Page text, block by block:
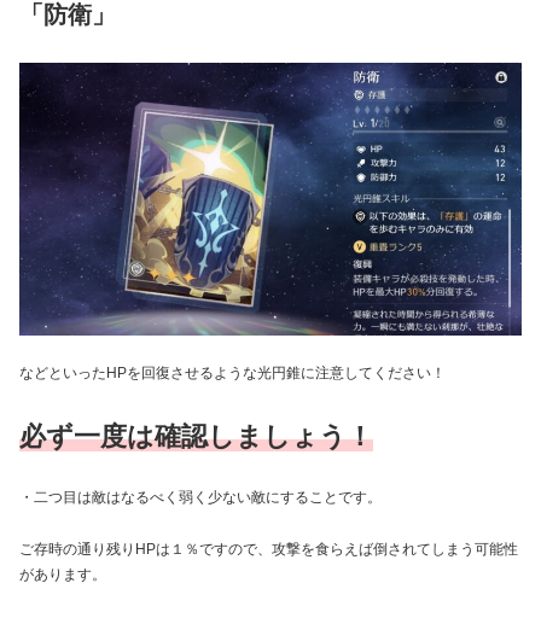
「防衛」
などといったHPを回復させるような光円錐に注意してください！
必ず一度は確認しましょう！
・二つ目は敵はなるべく弱く少ない敵にすることです。
ご存時の通り残りHPは１％ですので、攻撃を食らえば倒されてしまう可能性
があります。